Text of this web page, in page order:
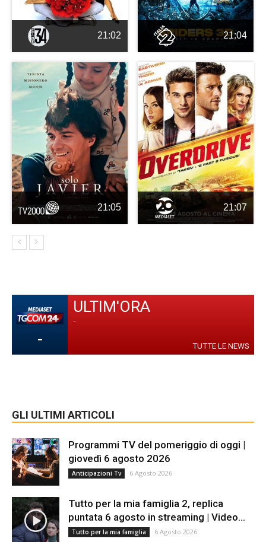
21:02 21:04
21:05 21:07
-
ULTIM'ORA
-
TUTTE LE NEWS
GLI ULTIMI ARTICOLI
Programmi TV del pomeriggio di oggi |
giovedì 6 agosto 2026
Anticipazioni Tv 6 Agosto 2026
Tutto per la mia famiglia 2, replica
puntata 6 agosto in streaming | Video...
Tutto per la mia famiglia 6 Agosto 2026